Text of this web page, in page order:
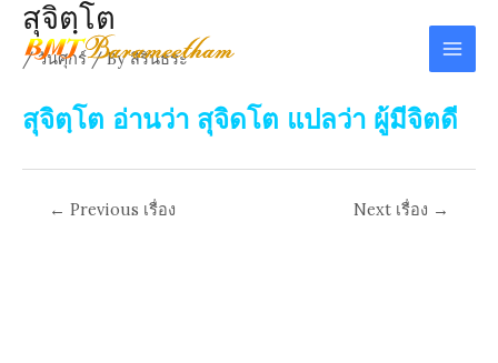
Skip
content
Main
สุจิตฺโต
/วันศุกร์/ Byสิรินธระ
สุจิตฺโต อ่านว่า สุจิดโต แปลว่า ผู้มีจิตดี
Post← Previous เรื่อง Next เรื่อง →